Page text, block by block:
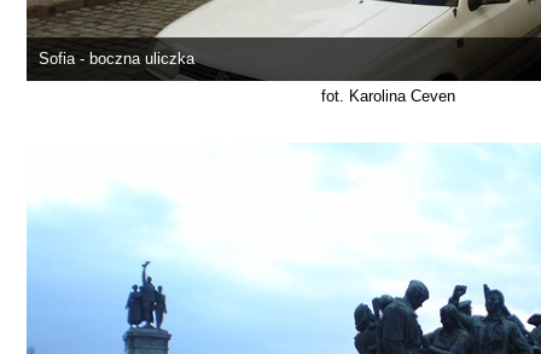
Sofia - boczna uliczka
fot. Karolina Ceven